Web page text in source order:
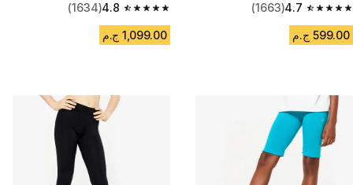
4.7
4.7 out of 5 stars from 1663 reviews
(1663)
599.00 ج.م
4.8
4.8 out of 5 stars from 1634 reviews
(1634)
1,099.00 ج.م